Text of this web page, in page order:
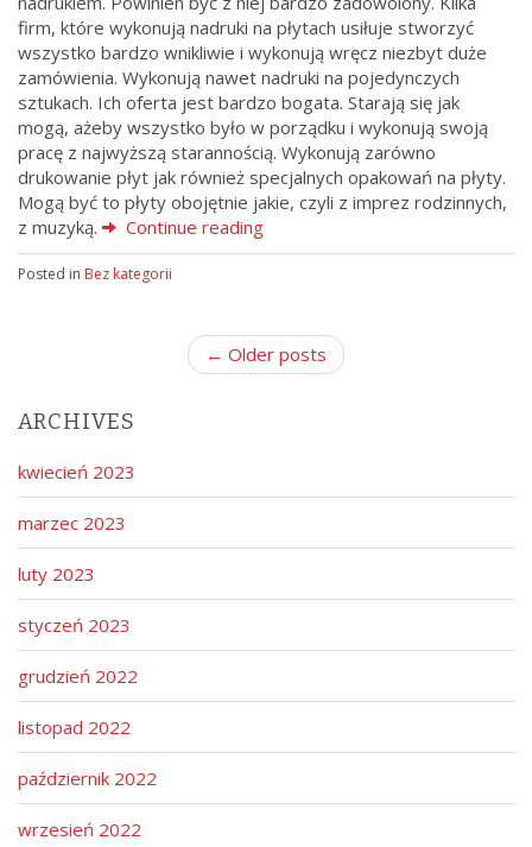
firm, które wykonują nadruki na płytach usiłuje stworzyć
wszystko bardzo wnikliwie i wykonują wręcz niezbyt duże
zamówienia. Wykonują nawet nadruki na pojedynczych
sztukach. Ich oferta jest bardzo bogata. Starają się jak
mogą, ażeby wszystko było w porządku i wykonują swoją
pracę z najwyższą starannością. Wykonują zarówno
drukowanie płyt jak również specjalnych opakowań na płyty.
Mogą być to płyty obojętnie jakie, czyli z imprez rodzinnych,
z muzyką.
Continue reading
Posted in Bez kategorii
s
n
a
v
i
g
a
t
i
o
n
← Older posts
ARCHIVES
kwiecień 2023
marzec 2023
luty 2023
styczeń 2023
grudzień 2022
listopad 2022
październik 2022
wrzesień 2022